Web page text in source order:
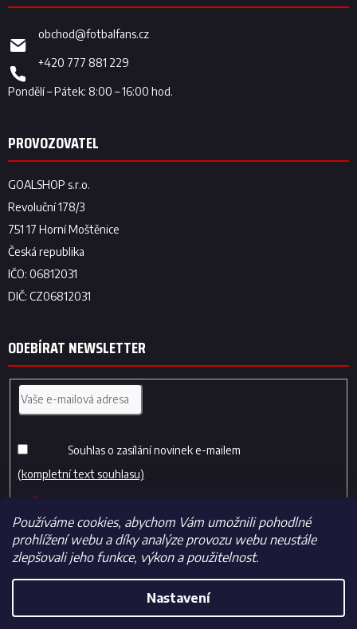
Používáme cookies, abychom Vám umožnili pohodlné
prohlížení webu a díky analýze provozu webu neustále
zlepšovali jeho funkce, výkon a použitelnost.
Nastavení
obchod@fotbalfans.cz
+420 777 881 229
ODEBÍRAT NEWSLETTER
Souhlas o zasílání novinek e-mailem
(kompletní text souhlasu)
SE
Vytvořil Shoptet